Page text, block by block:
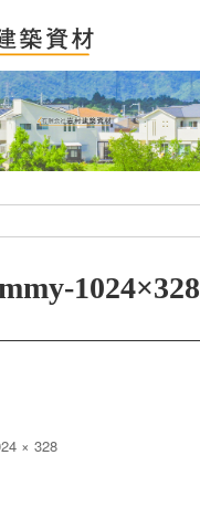
1024×328
× 328